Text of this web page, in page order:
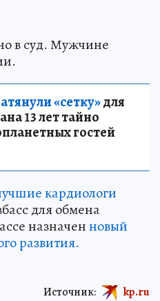
в суд. Мужчине
«сетку»для
13 лет тайно
гостей
кардиологи
для обмена
назначенновый
развития.
Источник: kp.ru